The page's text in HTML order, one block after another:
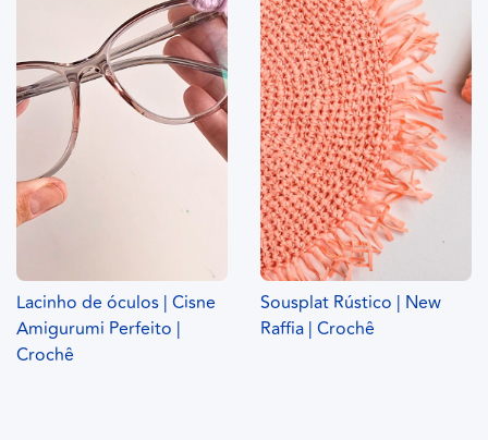
Lacinho de óculos | Cisne
Amigurumi Perfeito |
Crochê
Sousplat Rústico | New
Raffia | Crochê